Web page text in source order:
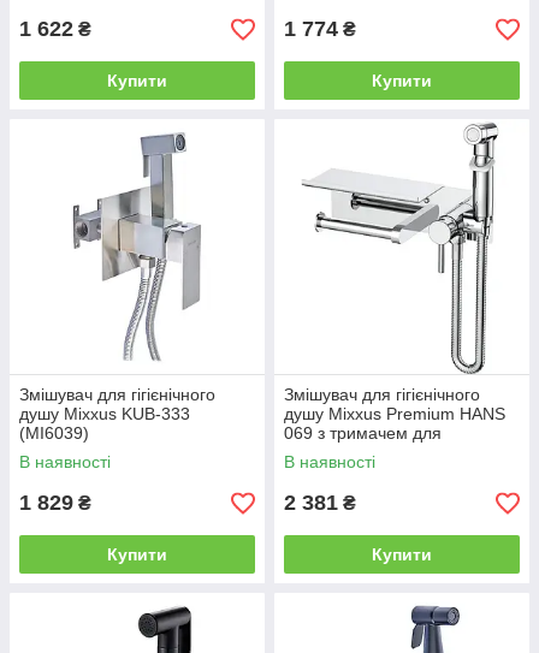
1 622 ₴
Купити
1 774 ₴
Купити
Змішувач для гігієнічного
душу Mixxus KUB-333
(MI6039)
В наявності
1 829 ₴
Купити
Змішувач для гігієнічного
душу Mixxus Premium HANS
069 з тримачем для
туалетного паперу (MI6785)
В наявності
2 381 ₴
Купити